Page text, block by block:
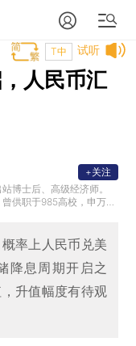
试听
T中
人民币汇
博士后、高级经济师。
供职于985高校，申万宏
有图书《Evolving Chin
+关注
率上人民币兑美
降息周期开启之
升值幅度有待观